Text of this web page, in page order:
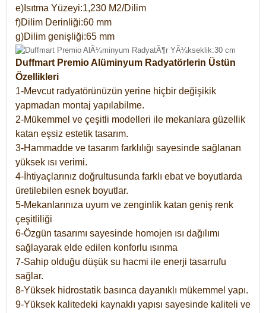
e)Isıtma Yüzeyi:1,230 M2/Dilim
f)Dilim Derinliği:60 mm
g)Dilim genişliği:65 mm
Duffmart Premio Alüminyum Radyatörlerin Üstün
Özellikleri
1-Mevcut radyatörünüzün yerine hiçbir değişikik
yapmadan montaj yapılabilme.
2-Mükemmel ve çeşitli modelleri ile mekanlara güzellik
katan eşsiz estetik tasarım.
3-Hammadde ve tasarım farklılığı sayesinde sağlanan
yüksek ısı verimi.
4-İhtiyaçlarınız doğrultusunda farklı ebat ve boyutlarda
üretilebilen esnek boyutlar.
5-Mekanlarınıza uyum ve zenginlik katan geniş renk
çeşitliliği
6-Özgün tasarımı sayesinde homojen ısı dağılımı
sağlayarak elde edilen konforlu ısınma
7-Sahip olduğu düşük su hacmi ile enerji tasarrufu
sağlar.
8-Yüksek hidrostatik basınca dayanıklı mükemmel yapı.
9-Yüksek kalitedeki kaynaklı yapısı sayesinde kaliteli ve